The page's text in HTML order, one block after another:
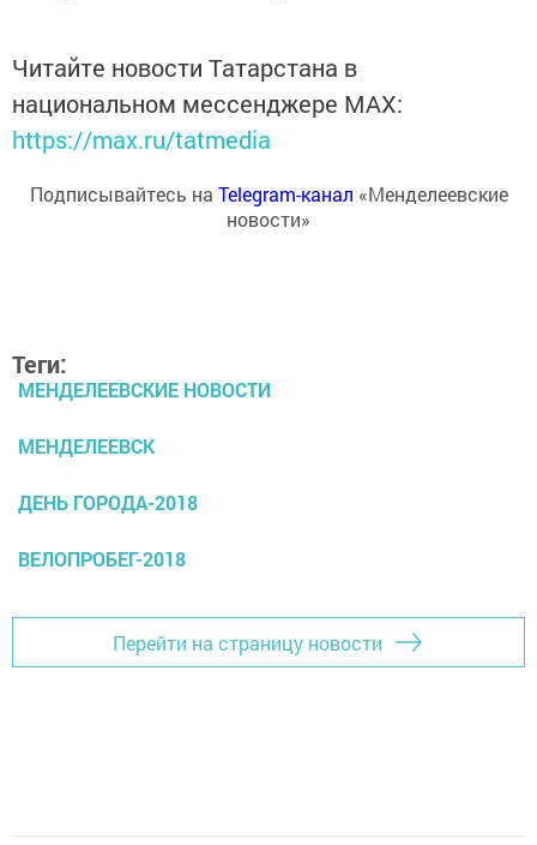
Читайте новости Татарстана в
национальном мессенджере MАХ:
https://max.ru/tatmedia
Подписывайтесь на Telegram-канал «Менделеевские
новости»
Теги:
МЕНДЕЛЕЕВСКИЕ НОВОСТИ
МЕНДЕЛЕЕВСК
ДЕНЬ ГОРОДА-2018
ВЕЛОПРОБЕГ-2018
Перейти на страницу новости